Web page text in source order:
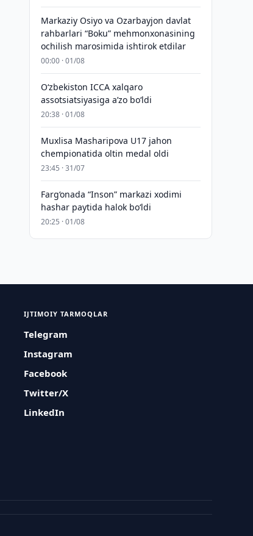
Markaziy Osiyo va Ozarbayjon davlat
rahbarlari “Boku” mehmonxonasining
ochilish marosimida ishtirok etdilar
00:00 · 01/08
O‘zbekiston ICCA xalqaro
assotsiatsiyasiga aʼzo bo‘ldi
20:38 · 01/08
Muxlisa Masharipova U17 jahon
chempionatida oltin medal oldi
23:45 · 31/07
Farg‘onada “Inson” markazi xodimi
hashar paytida halok bo‘ldi
20:25 · 01/08
IJTIMOIY TARMOQLAR
Telegram
Instagram
Facebook
Twitter/X
LinkedIn